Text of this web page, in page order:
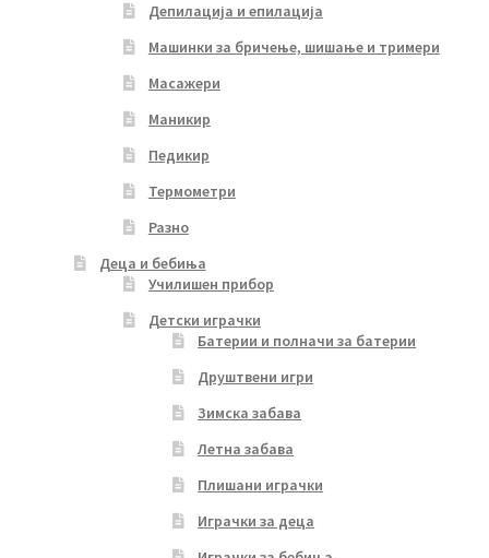
Депилација и епилација
Машинки за бричење, шишање и тримери
Масажери
Маникир
Педикир
Термометри
Разно
Деца и бебиња
Училишен прибор
Детски играчки
Батерии и полначи за батерии
Друштвени игри
Зимска забава
Летна забава
Плишани играчки
Играчки за деца